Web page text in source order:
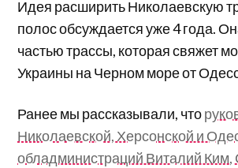
Идея расширить Николаевскую
полос обсуждается уже 4 года.
частью трассы, которая свяжет
Украины на Черном море от
Ранее мы рассказывали, что
Николаевской, Херсонской и
обладминистраций Виталий Ким,